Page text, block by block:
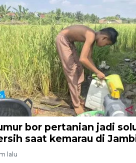
bor pertanian jadi
saat kemarau di
lalu